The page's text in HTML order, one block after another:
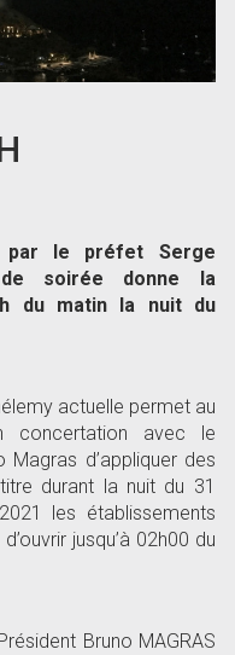
par le préfet Serge
soirée donne la
du matin la nuit du
actuelle permet au
concertation avec le
Magras d’appliquer des
durant la nuit du 31
les établissements
jusqu’à 02h00 du
Bruno MAGRAS